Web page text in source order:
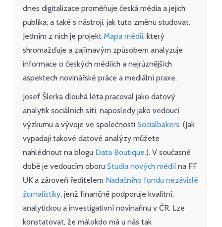
dnes digitalizace proměňuje česká média a jejich
publika, a také s nástroji, jak tuto změnu studovat.
Jedním z nich je projekt Mapa médií, který
shromažďuje a zajímavým způsobem analyzuje
informace o českých médiích a nejrůznějších
aspektech novinářské práce a mediální praxe.
Josef Šlerka dlouhá léta pracoval jako datový
analytik sociálních sítí, naposledy jako vedoucí
výzkumu a vývoje ve společnosti Socialbakers. (Jak
vypadají takové datové analýzy můžete
nahlédnout na blogu Data Boutique.). V současné
době je vedoucím oboru Studia nových médií na FF
UK a zároveň ředitelem Nadačního fondu nezávislé
žurnalistiky, jenž finančně podporuje kvalitní,
analytickou a investigativní novinařinu v ČR. Lze
konstatovat, že málokdo má u nás tak